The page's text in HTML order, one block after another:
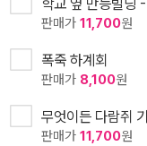
학교 옆 만능빌딩
판매가 11,700원
폭죽 하계회
판매가 8,100원
무엇이든 다람쥐
판매가 11,700원